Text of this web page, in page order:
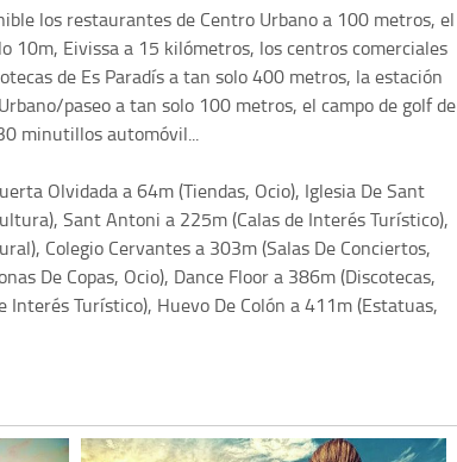
los restaurantes de Centro Urbano a 100 metros, el
Eivissa a 15 kilómetros, los centros comerciales
de Es Paradís a tan solo 400 metros, la estación
paseo a tan solo 100 metros, el campo de golf de
minutillos automóvil...
Olvidada a 64m (Tiendas, Ocio), Iglesia De Sant
Sant Antoni a 225m (Calas de Interés Turístico),
Colegio Cervantes a 303m (Salas De Conciertos,
De Copas, Ocio), Dance Floor a 386m (Discotecas,
Interés Turístico), Huevo De Colón a 411m (Estatuas,